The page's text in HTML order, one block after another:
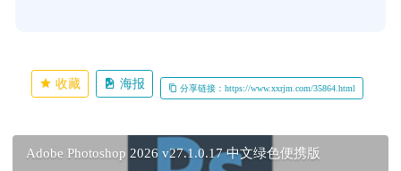
收藏 海报 分享链接：https://www.xxrjm.com/35864.html
Adobe Photoshop 2026 v27.1.0.17 中文绿色便携版